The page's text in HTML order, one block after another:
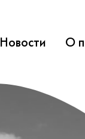
Новости О